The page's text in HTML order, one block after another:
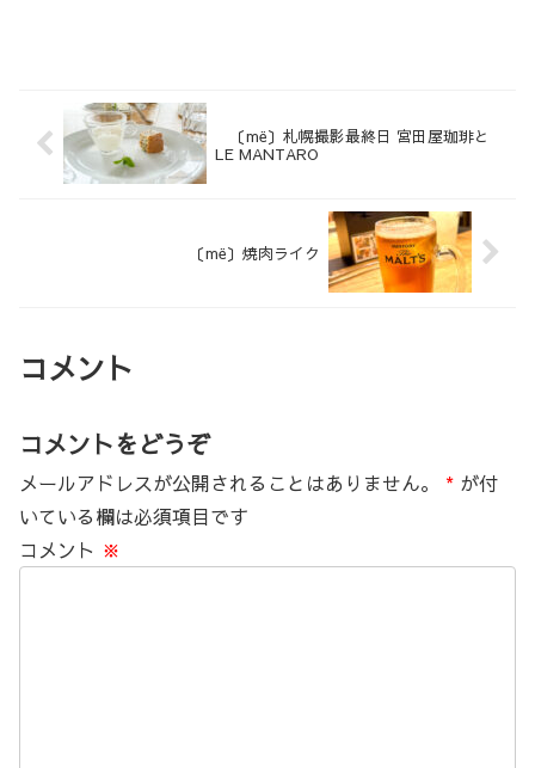
〔më〕札幌撮影最終日 宮田屋珈琲と
LE MANTARO
〔më〕焼肉ライク
コメント
コメントをどうぞ
メールアドレスが公開されることはありません。 * が付
いている欄は必須項目です
コメント ※